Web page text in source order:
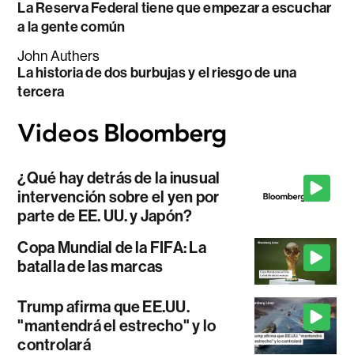
La Reserva Federal tiene que empezar a escuchar
a la gente común
John Authers
La historia de dos burbujas y el riesgo de una
tercera
¿Qué hay detrás de la inusual
intervención sobre el yen por
parte de EE. UU. y Japón?
Copa Mundial de la FIFA: La
batalla de las marcas
Trump afirma que EE.UU.
"mantendrá el estrecho" y lo
controlará